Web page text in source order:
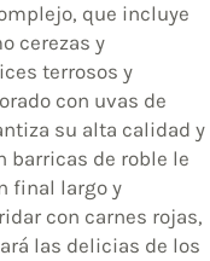
que incluye
cerezas y
terrosos y
con uvas de
su alta calidad y
barricas de roble le
final largo y
con carnes rojas,
las delicias de los